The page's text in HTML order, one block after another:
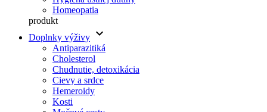
Homeopatia
produkt
Doplnky výživy keyboard_arrow_down
Antiparazitiká
Cholesterol
Chudnutie, detoxikácia
Cievy a srdce
Hemeroidy
Kosti